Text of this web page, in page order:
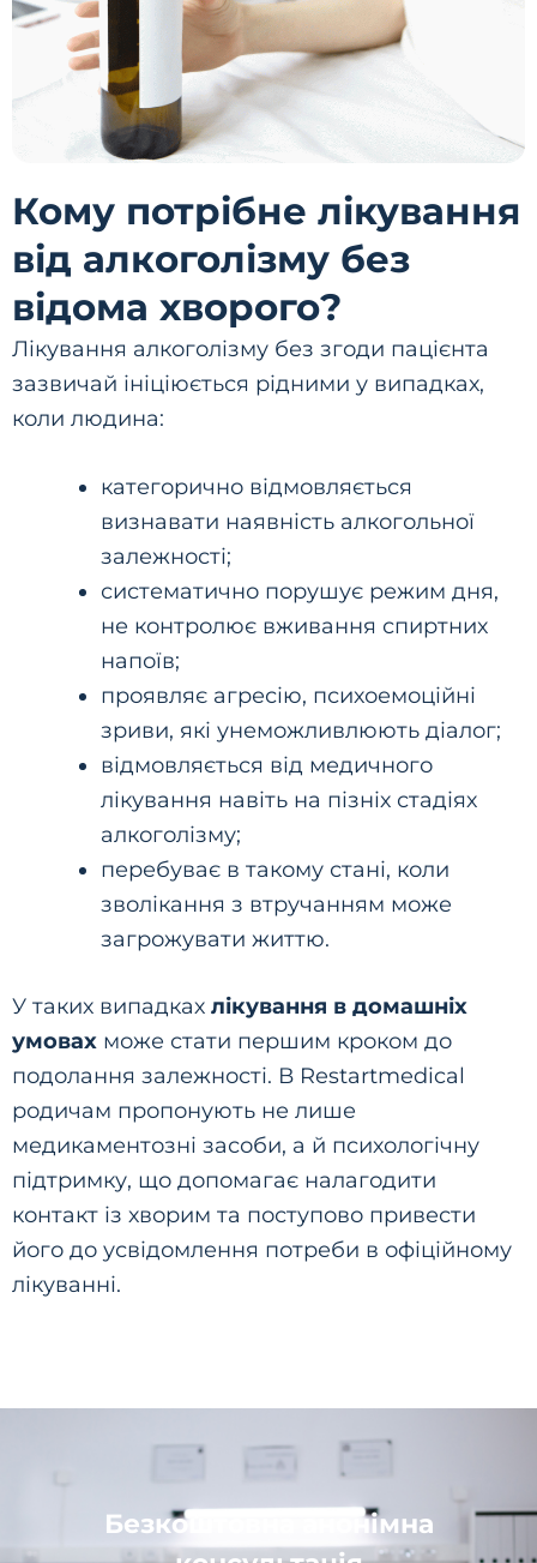
Кому потрібне лікування
від алкоголізму без
відома хворого?
Лікування алкоголізму без згоди пацієнта
зазвичай ініціюється рідними у випадках,
коли людина:
категорично відмовляється
визнавати наявність алкогольної
залежності;
систематично порушує режим дня,
не контролює вживання спиртних
напоїв;
проявляє агресію, психоемоційні
зриви, які унеможливлюють діалог;
відмовляється від медичного
лікування навіть на пізніх стадіях
алкоголізму;
перебуває в такому стані, коли
зволікання з втручанням може
загрожувати життю.
У таких випадках лікування в домашніх
умовах може стати першим кроком до
подолання залежності. В Restartmedical
родичам пропонують не лише
медикаментозні засоби, а й психологічну
підтримку, що допомагає налагодити
контакт із хворим та поступово привести
його до усвідомлення потреби в офіційному
лікуванні.
Безкоштовна анонімна